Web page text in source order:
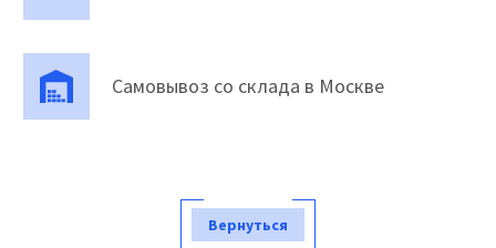
Самовывоз со склада в Москве
Вернуться